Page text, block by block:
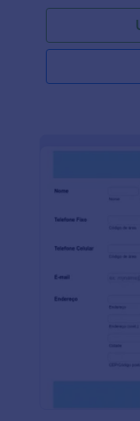
Agendamento da
formulário online
personalizar este
necessidades,
HIPAA para
selecionadas por
ótima maneira de
Você também
perguntas extras
recebidos para
Google Calendar,
uma das mais de
disponíveis!
reservas com o